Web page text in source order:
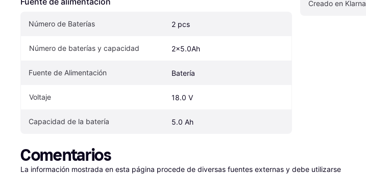
Número de Baterías 2 pcs
Número de baterías y capacidad 2x5.0Ah
Fuente de Alimentación Batería
Voltaje 18.0 V
Capacidad de la batería 5.0 Ah
Creado en Klarna
Comentarios
La información mostrada en esta página procede de diversas fuentes externas y debe utilizarse